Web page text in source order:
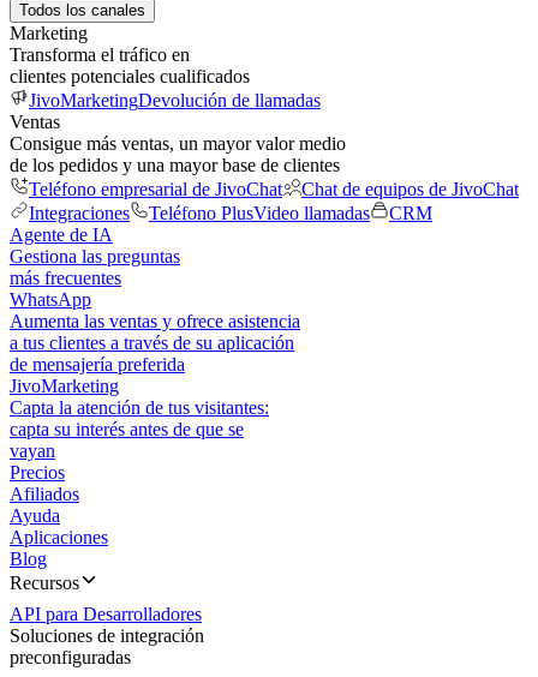
Todos los canales
Marketing
Transforma el tráfico en
clientes potenciales cualificados
JivoMarketingDevolución de llamadas
Ventas
Consigue más ventas, un mayor valor medio
de los pedidos y una mayor base de clientes
Teléfono empresarial de JivoChat
Chat de equipos de JivoChat
Integraciones
Teléfono PlusVideo llamadas
CRM
Agente de IA
Gestiona las preguntas
más frecuentes
WhatsApp
Aumenta las ventas y ofrece asistencia
a tus clientes a través de su aplicación
de mensajería preferida
JivoMarketing
Capta la atención de tus visitantes:
capta su interés antes de que se
vayan
Precios
Afiliados
Ayuda
Aplicaciones
Blog
Recursos
API para Desarrolladores
Soluciones de integración
preconfiguradas